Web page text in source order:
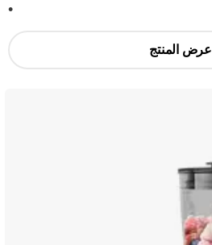
عرض المنتج